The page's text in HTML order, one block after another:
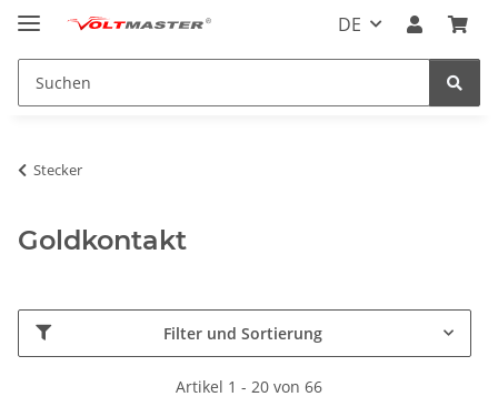
DE
Stecker
Goldkontakt
Filter und Sortierung
Artikel 1 - 20 von 66